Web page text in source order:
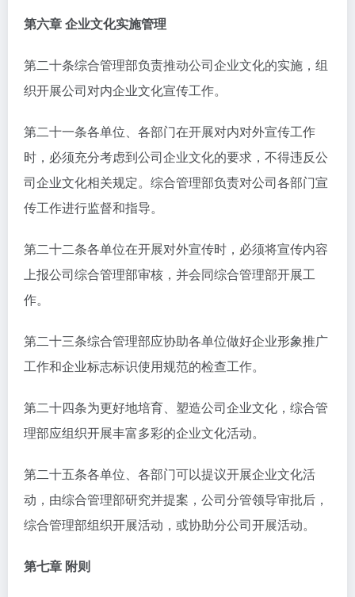
第六章 企业文化实施管理
第二十条综合管理部负责推动公司企业文化的实施，组
织开展公司对内企业文化宣传工作。
第二十一条各单位、各部门在开展对内对外宣传工作
时，必须充分考虑到公司企业文化的要求，不得违反公
司企业文化相关规定。综合管理部负责对公司各部门宣
传工作进行监督和指导。
第二十二条各单位在开展对外宣传时，必须将宣传内容
上报公司综合管理部审核，并会同综合管理部开展工
作。
第二十三条综合管理部应协助各单位做好企业形象推广
工作和企业标志标识使用规范的检查工作。
第二十四条为更好地培育、塑造公司企业文化，综合管
理部应组织开展丰富多彩的企业文化活动。
第二十五条各单位、各部门可以提议开展企业文化活
动，由综合管理部研究并提案，公司分管领导审批后，
综合管理部组织开展活动，或协助分公司开展活动。
第七章 附则